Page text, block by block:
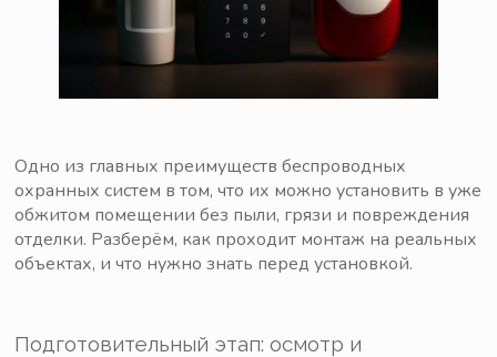
Одно из главных преимуществ беспроводных
охранных систем в том, что их можно установить в уже
обжитом помещении без пыли, грязи и повреждения
отделки. Разберём, как проходит монтаж на реальных
объектах, и что нужно знать перед установкой.
Подготовительный этап: осмотр и